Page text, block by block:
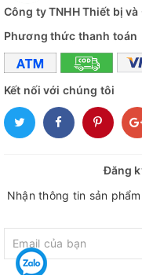
Công ty TNHH Thiết bị
Phương thức thanh toán
Kết nối với chúng tôi
Đăng
Nhận thông tin sản